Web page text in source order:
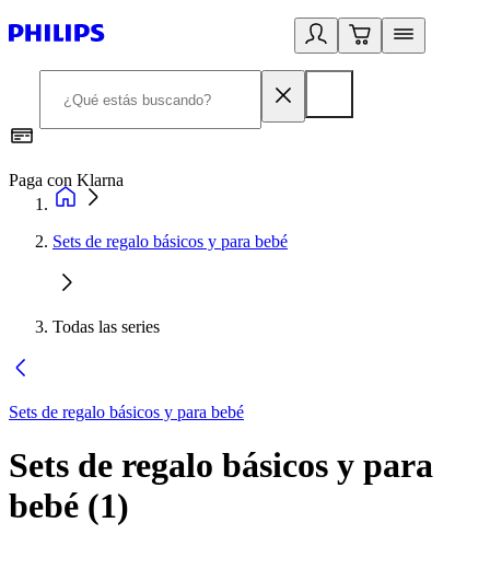
Paga con Klarna
Sets de regalo básicos y para bebé
Todas las series
Sets de regalo básicos y para bebé
Sets de regalo básicos y para
bebé (1)